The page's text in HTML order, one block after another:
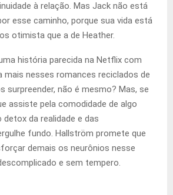
à relação. Mas Jack não está
esse caminho, porque sua vida está
otimista que a de Heather.
história parecida na Netflix com
mais nesses romances reciclados de
surpreender, não é mesmo? Mas, se
assiste pela comodidade de algo
detox da realidade e das
fundo. Hallström promete que
demais os neurônios nesse
e sem tempero.